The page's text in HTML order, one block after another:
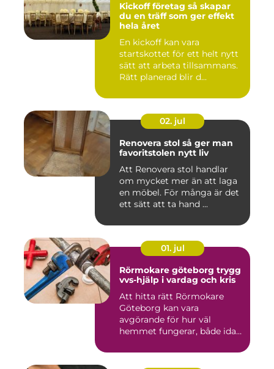
Kickoff företag så skapar
du en träff som ger effekt
hela året
En kickoff kan vara
startskottet för ett helt nytt
sätt att arbeta tillsammans.
Rätt planerad blir d...
02. jul
Renovera stol så ger man
favoritstolen nytt liv
Att Renovera stol handlar
om mycket mer än att laga
en möbel. För många är det
ett sätt att ta hand ...
01. jul
Rörmokare göteborg trygg
vvs-hjälp i vardag och kris
Att hitta rätt Rörmokare
Göteborg kan vara
avgörande för hur väl
hemmet fungerar, både idag